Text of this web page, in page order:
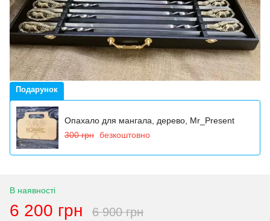
Подарунок
Опахало для мангала, дерево, Mr_Present
300 грн безкоштовно
В наявності
6 200 грн 6 900 грн